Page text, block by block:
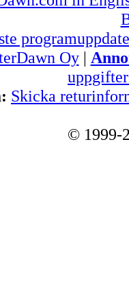
Oy|
Skicka
© 1999-